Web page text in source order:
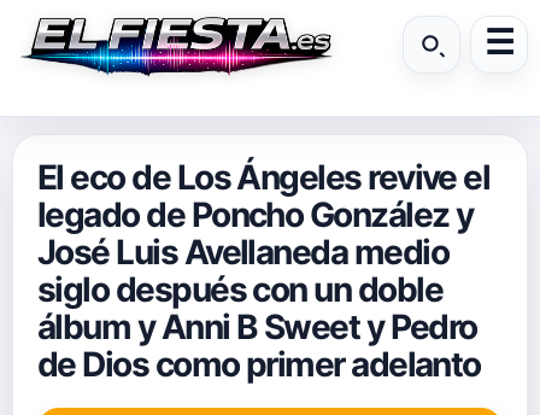
El eco de Los Ángeles revive el
legado de Poncho González y
José Luis Avellaneda medio
siglo después con un doble
álbum y Anni B Sweet y Pedro
de Dios como primer adelanto